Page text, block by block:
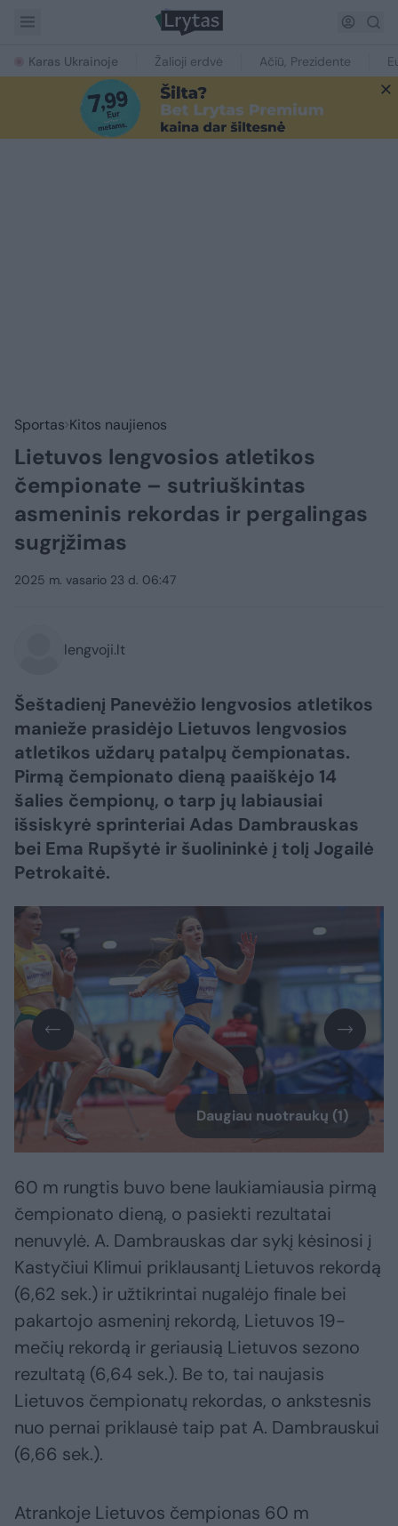
Karas Ukrainoje Žalioji erdvė Ačiū, Prezidente
Sportas Kitos naujienos
Lietuvos lengvosios atletikos
čempionate – sutriuškintas
asmeninis rekordas ir pergalingas
sugrįžimas
2025 m. vasario 23 d. 06:47
lengvoji.lt
Šeštadienį Panevėžio lengvosios atletikos
manieže prasidėjo Lietuvos lengvosios
atletikos uždarų patalpų čempionatas.
Pirmą čempionato dieną paaiškėjo 14
šalies čempionų, o tarp jų labiausiai
išsiskyrė sprinteriai Adas Dambrauskas
bei Ema Rupšytė ir šuolininkė į tolį Jogailė
Petrokaitė.
Daugiau nuotraukų (1)
60 m rungtis buvo bene laukiamiausia pirmą
čempionato dieną, o pasiekti rezultatai
nenuvylė. A. Dambrauskas dar sykį kėsinosi į
Kastyčiui Klimui priklausantį Lietuvos rekordą
(6,62 sek.) ir užtikrintai nugalėjo finale bei
pakartojo asmeninį rekordą, Lietuvos 19-
mečių rekordą ir geriausią Lietuvos sezono
rezultatą (6,64 sek.). Be to, tai naujasis
Lietuvos čempionatų rekordas, o ankstesnis
nuo pernai priklausė taip pat A. Dambrauskui
(6,66 sek.).
Atrankoje Lietuvos čempionas 60 m